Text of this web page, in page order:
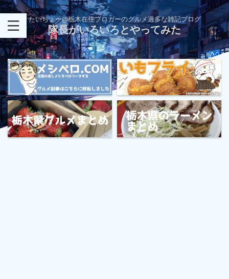
たいちょー@栃木在住ブロガーのグルメ過多な雑記ブログ
隊長がいろいろとやってみた